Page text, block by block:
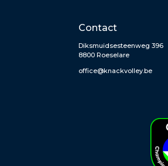
Contact
Diksmuidsesteenweg 396
8800 Roeselare
office@knackvolley.be